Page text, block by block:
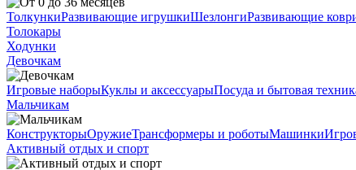
ТолкункиРазвивающие игрушкиШезлонгиРазвивающие
Толокары
Ходунки
Девочкам
Игровые наборыКуклы и аксессуарыПосуда и бытовая
Мальчикам
КонструкторыОружиеТрансформеры и роботыМашинки
Активный отдых и спорт